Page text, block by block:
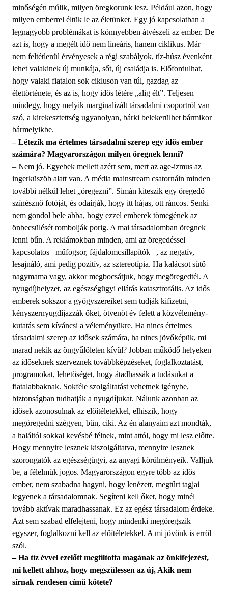
minőségén múlik, milyen öregkorunk lesz. Például azon, hogy
milyen emberrel éltük le az életünket. Egy jó kapcsolatban a
legnagyobb problémákat is könnyebben átvészeli az ember. De
azt is, hogy a megélt idő nem lineáris, hanem ciklikus. Már
nem feltétlenül érvényesek a régi szabályok, tíz-húsz évenként
lehet valakinek új munkája, sőt, új családja is. Előfordulhat,
hogy valaki fiatalon sok cikluson van túl, gazdag az
élettörténete, és az is, hogy idős létére „alig élt”. Teljesen
mindegy, hogy melyik marginalizált társadalmi csoportról van
szó, a kirekesztettség ugyanolyan, bárki belekerülhet bármikor
bármelyikbe.
– Létezik ma értelmes társadalmi szerep egy idős ember
számára? Magyarországon milyen öregnek lenni?
– Nem jó. Egyebek mellett azért sem, mert az age-izmus az
ingerküszöb alatt van. A média mainstream csatornáin minden
további nélkül lehet „öregezni”. Simán kiteszik egy öregedő
színésznő fotóját, és odaírják, hogy itt hájas, ott ráncos. Senki
nem gondol bele abba, hogy ezzel emberek tömegének az
önbecsülését rombolják porig. A mai társadalomban öregnek
lenni bűn. A reklámokban minden, ami az öregedéssel
kapcsolatos –műfogsor, fájdalomcsillapítók –, az negatív,
lesajnáló, ami pedig pozitív, az sztereotípia. Ha kalácsot sütő
nagymama vagy, akkor megbocsátjuk, hogy megöregedtél. A
nyugdíjhelyzet, az egészségügyi ellátás katasztrofális. Az idős
emberek sokszor a gyógyszereiket sem tudják kifizetni,
kényszernyugdíjazzák őket, ötvenöt év felett a közvélemény-
kutatás sem kíváncsi a véleményükre. Ha nincs értelmes
társadalmi szerep az idősek számára, ha nincs jövőképük, mi
marad nekik az öngyűlöleten kívül? Jobban működő helyeken
az időseknek szerveznek továbbképzéseket, foglalkoztatást,
programokat, lehetőséget, hogy átadhassák a tudásukat a
fiatalabbaknak. Sokféle szolgáltatást vehetnek igénybe,
biztonságban tudhatják a nyugdíjukat. Nálunk azonban az
idősek azonosulnak az előítéletekkel, elhiszik, hogy
megöregedni szégyen, bűn, ciki. Az én alanyaim azt mondták,
a haláltól sokkal kevésbé félnek, mint attól, hogy mi lesz előtte.
Hogy mennyire lesznek kiszolgáltatva, mennyire lesznek
szorongatók az egészségügyi, az anyagi körülményeik. Valljuk
be, a félelmük jogos. Magyarországon egyre több az idős
ember, nem szabadna hagyni, hogy lenézett, megtűrt tagjai
legyenek a társadalomnak. Segíteni kell őket, hogy minél
tovább aktívak maradhassanak. Ez az egész társadalom érdeke.
Azt sem szabad elfelejteni, hogy mindenki megöregszik
egyszer, foglalkozni kell az előítéletekkel. A mi jövőnk is erről
szól.
– Ha tíz évvel ezelőtt megtiltotta magának az önkifejezést,
mi kellett ahhoz, hogy megszülessen az új, Akik nem
sírnak rendesen című kötete?